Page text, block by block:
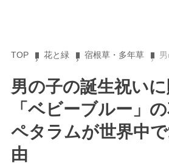
TOP 花と緑 宿根草・多年草 男の子
男の子の誕生祝い
「ベビーブルー」
ペタラムが世界中
由